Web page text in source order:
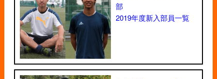
部
2019年度新入部員一覧